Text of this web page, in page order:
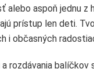
alebo aspoň jednu
prístup len deti.
i občasných
rozdávania